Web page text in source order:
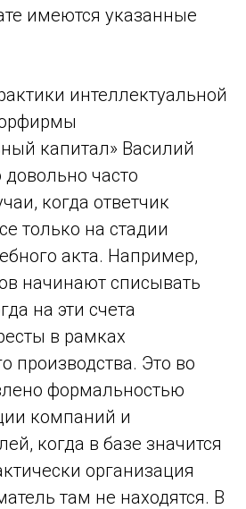
имеются указанные
интеллектуальной
капитал» Василий
довольно часто
когда ответчик
только на стадии
акта. Например,
начинают списывать
на эти счета
в рамках
производства. Это во
формальностью
компаний и
когда в базе значится
организация
там не находятся. В